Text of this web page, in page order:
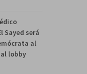
Sayed será
al
al lobby